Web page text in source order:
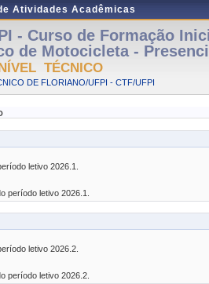
Atividades Acadêmicas
- Curso de Formação
de Motocicleta -
TÉCNICO
DE FLORIANO/UFPI - CTF/UFPI
letivo 2026.1.
período letivo 2026.1.
letivo 2026.2.
período letivo 2026.2.